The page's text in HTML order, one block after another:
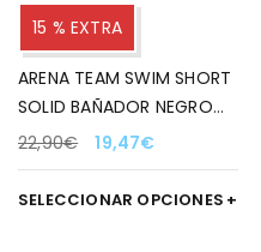
15 % EXTRA
ARENA TEAM SWIM SHORT
SOLID BAÑADOR NEGRO
PARA HOMBRE 550
22,90€ 19,47€
SELECCIONAR OPCIONES